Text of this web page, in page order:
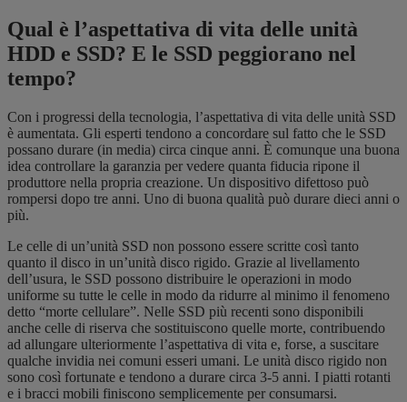
Qual è l’aspettativa di vita delle unità
HDD e SSD? E le SSD peggiorano nel
tempo?
Con i progressi della tecnologia, l’aspettativa di vita delle unità SSD
è aumentata. Gli esperti tendono a concordare sul fatto che le SSD
possano durare (in media) circa cinque anni. È comunque una buona
idea controllare la garanzia per vedere quanta fiducia ripone il
produttore nella propria creazione. Un dispositivo difettoso può
rompersi dopo tre anni. Uno di buona qualità può durare dieci anni o
più.
Le celle di un’unità SSD non possono essere scritte così tanto
quanto il disco in un’unità disco rigido. Grazie al livellamento
dell’usura, le SSD possono distribuire le operazioni in modo
uniforme su tutte le celle in modo da ridurre al minimo il fenomeno
detto “morte cellulare”. Nelle SSD più recenti sono disponibili
anche celle di riserva che sostituiscono quelle morte, contribuendo
ad allungare ulteriormente l’aspettativa di vita e, forse, a suscitare
qualche invidia nei comuni esseri umani. Le unità disco rigido non
sono così fortunate e tendono a durare circa 3-5 anni. I piatti rotanti
e i bracci mobili finiscono semplicemente per consumarsi.